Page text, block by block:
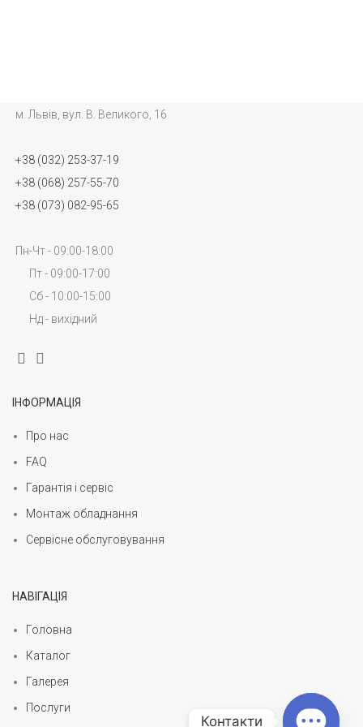
м. Львів, вул. В. Великого, 16
+38 (032) 253-37-19
+38 (068) 257-55-70
+38 (073) 082-95-65
Пн-Чт - 09:00-18:00
Пт - 09:00-17:00
Сб - 10:00-15:00
Нд - вихідний
ІНФОРМАЦІЯ
Про нас
FAQ
Гарантія і сервіс
Монтаж обладнання
Сервісне обслуговування
НАВІГАЦІЯ
Головна
Каталог
Галерея
Послуги
Контакти